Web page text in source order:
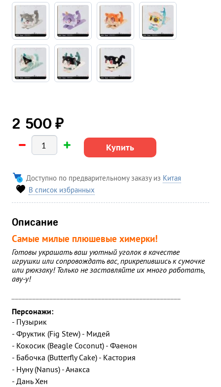
2 500 ₽
Купить
Доступно по предварительному заказу из Китая
В список избранных
Описание
Самые милые плюшевые химерки!
Готовы украшать ваш уютный уголок в качестве
игрушки или сопровождать вас, прикрепившись к сумочке
или рюкзаку! Только не заставляйте их много работать,
аву-у!
Персонажи:
- Пузырик
- Фруктик (Fig Stew) - Мидей
- Кокосик (Beagle Coconut) - Фаенон
- Бабочка (Butterfly Cake) - Кастория
- Нуну (Nanus) - Анакса
- Дань Хен